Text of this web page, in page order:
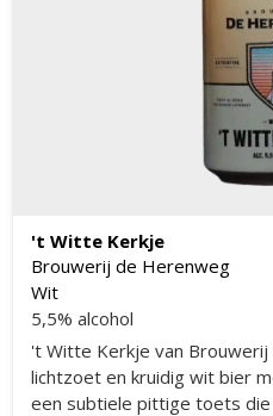
't Witte Kerkje
Brouwerij de Herenweg
Wit
5,5% alcohol
't Witte Kerkje van
lichtzoet en kruidig wit bier
een subtiele pittige toets